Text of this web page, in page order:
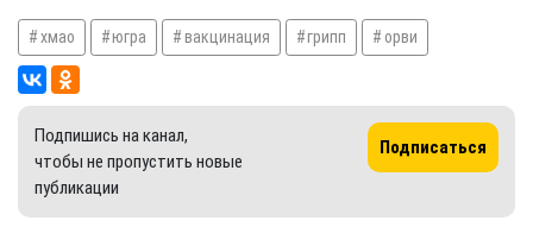
хмао югра вакцинация грипп орви
Подпишись на канал,
чтобы не пропустить новые
публикации
Подписаться